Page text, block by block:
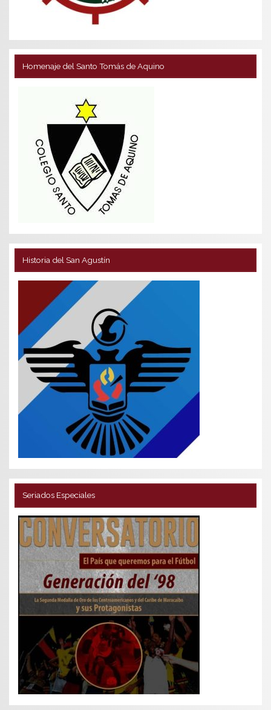
Homenaje del Santo Tomás de Aquino
Historia del San Agustín
Seriados Especiales